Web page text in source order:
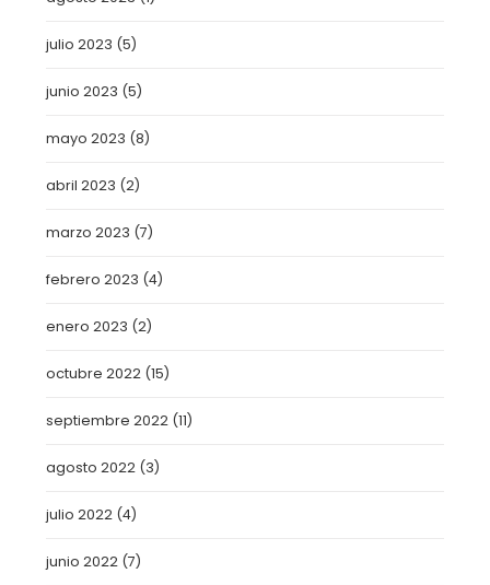
julio 2023 (5)
junio 2023 (5)
mayo 2023 (8)
abril 2023 (2)
marzo 2023 (7)
febrero 2023 (4)
enero 2023 (2)
octubre 2022 (15)
septiembre 2022 (11)
agosto 2022 (3)
julio 2022 (4)
junio 2022 (7)